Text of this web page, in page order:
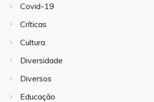
Covid-19
Críticas
Cultura
Diversidade
Diversos
Educação